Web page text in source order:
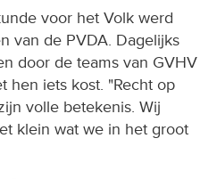
voor het Volk werd
van de PVDA. Dagelijks
door de teams van GVHV
hen iets kost. "Recht op
volle betekenis. Wij
klein wat we in het groot